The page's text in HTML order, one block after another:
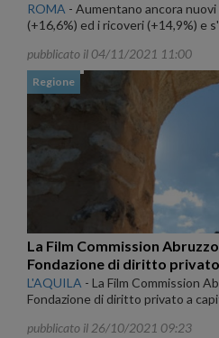
ROMA - Aumentano ancora
(+16,6%) ed i ricoveri (+14,9%) e
pubblicato il 04/11/2021 11:00
Regione
La Film Commission
Fondazione di diritto
L'AQUILA - La Film Commission
Fondazione di diritto privato a
pubblicato il 26/10/2021 09:23